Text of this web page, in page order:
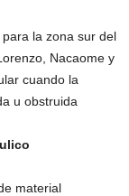
la zona sur del
Nacaome y
cuando la
u obstruida
material